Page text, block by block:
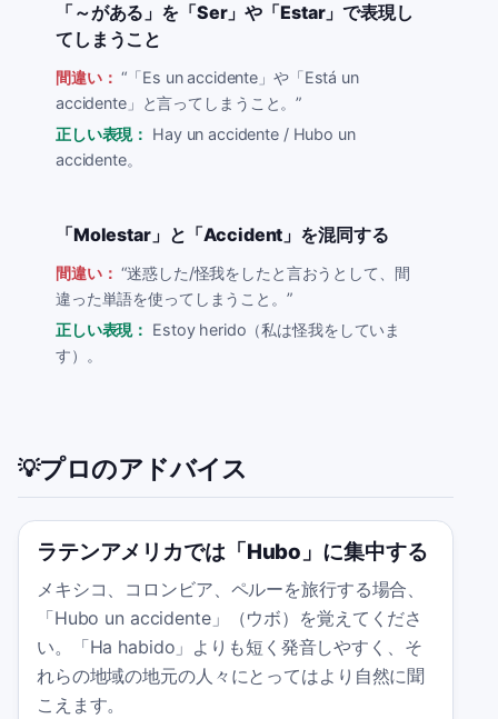
「～がある」を「Ser」や「Estar」で表現し
てしまうこと
間違い： “ 「Es un accidente」や「Está un
accidente」と言ってしまうこと。”
正しい表現： Hay un accidente / Hubo un
accidente。
「Molestar」と「Accident」を混同する
間違い： “迷惑した/怪我をしたと言おうとして、間
違った単語を使ってしまうこと。 ”
正しい表現： Estoy herido（私は怪我をしていま
す）。
💡プロのアドバイス
ラテンアメリカでは「Hubo」に集中する
メキシコ、コロンビア、ペルーを旅行する場合、
「Hubo un accidente」（ウボ）を覚えてくださ
い。「Ha habido」よりも短く発音しやすく、そ
れらの地域の地元の人々にとってはより自然に聞
こえます。